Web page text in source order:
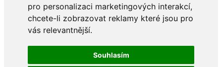
pro personalizaci marketingových interakcí,
chcete-li zobrazovat reklamy které jsou pro
vás relevantnější.
Souhlasím